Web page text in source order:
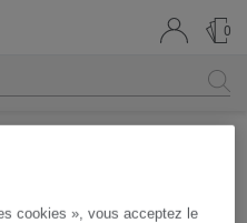
0
cookies », vous acceptez le